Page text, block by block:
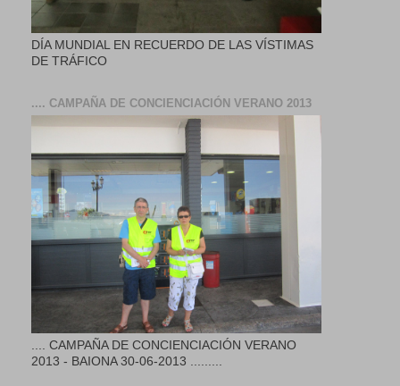
DÍA MUNDIAL EN RECUERDO DE LAS VÍSTIMAS
DE TRÁFICO
.... CAMPAÑA DE CONCIENCIACIÓN VERANO 2013
.... CAMPAÑA DE CONCIENCIACIÓN VERANO
2013 - BAIONA 30-06-2013 .........